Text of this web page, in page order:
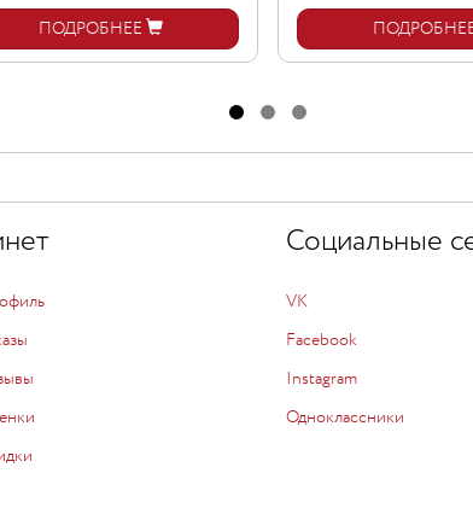
ПОДРОБНЕЕ
Социальные
VK
Facebook
Instagram
Одноклассники